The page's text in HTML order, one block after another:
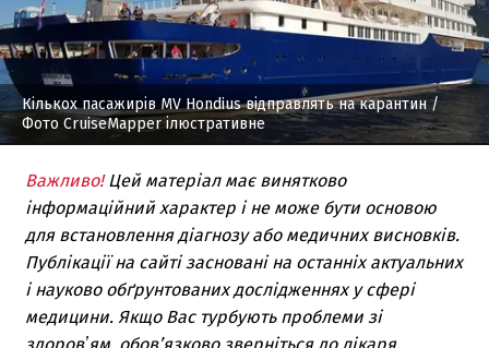
Кількох пасажирів MV Hondius відправлять на карантин/
Фото CruiseMapper ілюстративне
Важливо! Цей матеріал має винятково
інформаційний характер і не може бути основою
для встановлення діагнозу або медичних висновків.
Публікації на сайті засновані на останніх актуальних
і науково обґрунтованих дослідженнях у сфері
медицини. Якщо Вас турбують проблеми зі
здоровʼям, обов’язково зверніться до лікаря.